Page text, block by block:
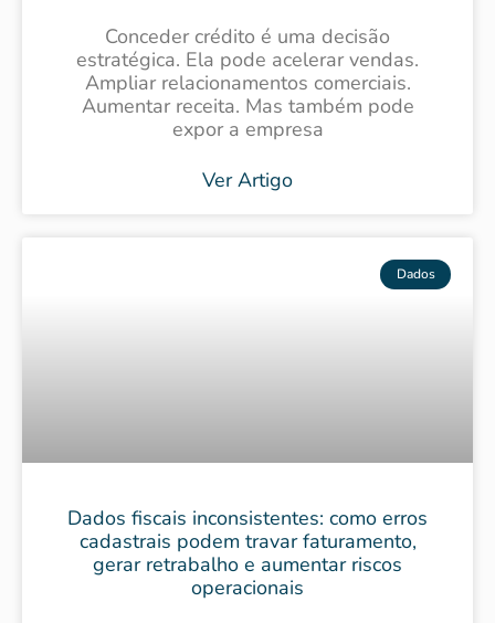
Conceder crédito é uma decisão
estratégica. Ela pode acelerar vendas.
Ampliar relacionamentos comerciais.
Aumentar receita. Mas também pode
expor a empresa
Ver Artigo
Dados
Dados fiscais inconsistentes: como erros
cadastrais podem travar faturamento,
gerar retrabalho e aumentar riscos
operacionais